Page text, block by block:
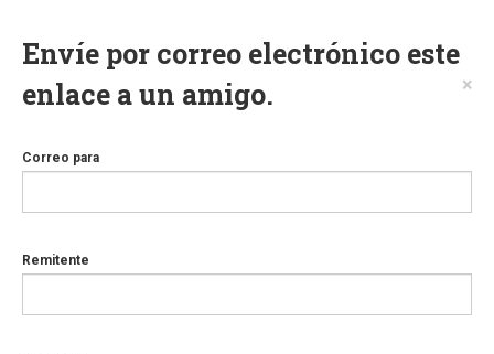
Envíe por correo electrónico este
enlace a un amigo.
×
Correo para
Remitente